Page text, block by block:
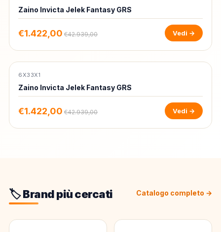
Zaino Invicta Jelek Fantasy GRS
€1.422,00 €42.939,00 Vedi →
-97%
6X33X1
Zaino Invicta Jelek Fantasy GRS
€1.422,00 €42.939,00 Vedi →
🏷️ Brand più cercati Catalogo completo →